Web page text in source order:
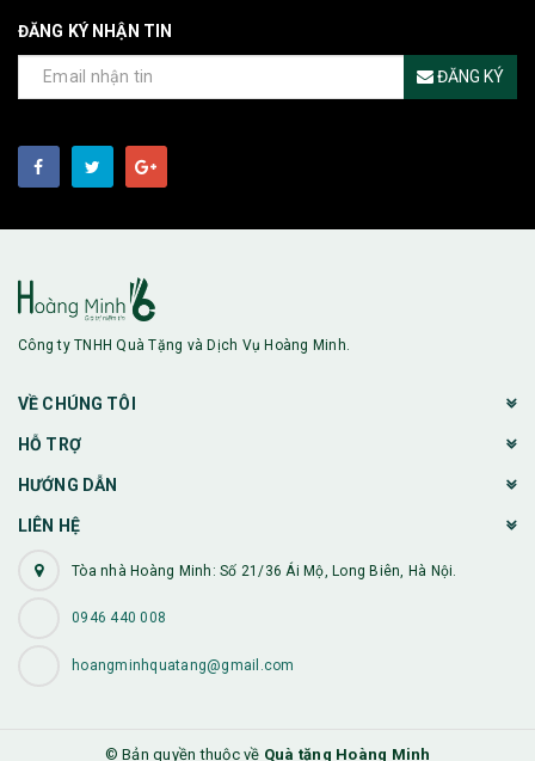
ĐĂNG KÝ NHẬN TIN
ĐĂNG KÝ
Công ty TNHH Quà Tặng và Dịch Vụ Hoàng Minh.
VỀ CHÚNG TÔI
HỖ TRỢ
HƯỚNG DẪN
LIÊN HỆ
Tòa nhà Hoàng Minh: Số 21/36 Ái Mộ, Long Biên, Hà Nội.
0946 440 008
hoangminhquatang@gmail.com
© Bản quyền thuộc về Quà tặng Hoàng Minh